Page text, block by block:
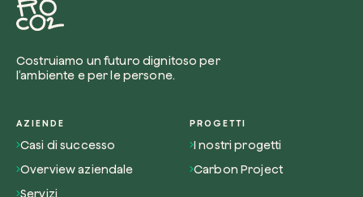
Costruiamo un futuro dignitoso per
l’ambiente e per le persone.
AZIENDE
Casi di successo
Overview aziendale
Servizi
PROGETTI
I nostri progetti
Carbon Project